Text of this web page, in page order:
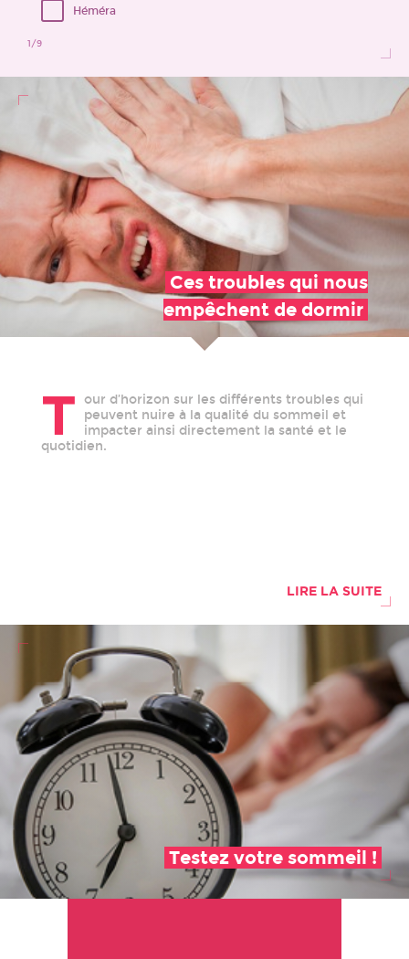
Héméra
1/9
Ces troubles qui nous
empêchent de dormir
T our d’horizon sur les différents troubles qui
peuvent nuire à la qualité du sommeil et
impacter ainsi directement la santé et le
quotidien.
LIRE LA SUITE
Testez votre sommeil !